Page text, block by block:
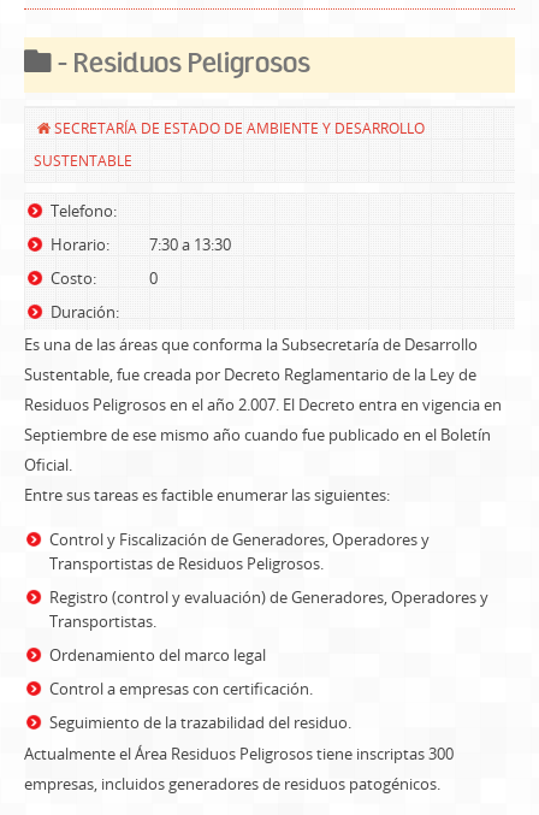
- Residuos Peligrosos
SECRETARÍA DE ESTADO DE AMBIENTE Y DESARROLLO
SUSTENTABLE
Telefono:
Horario:
Costo:
Duración:
7:30 a 13:30
0
Es una de las áreas que conforma la Subsecretaría de Desarrollo
Sustentable, fue creada por Decreto Reglamentario de la Ley de
Residuos Peligrosos en el año 2.007. El Decreto entra en vigencia en
Septiembre de ese mismo año cuando fue publicado en el Boletín
Oficial.
Entre sus tareas es factible enumerar las siguientes:
Control y Fiscalización de Generadores, Operadores y
Transportistas de Residuos Peligrosos.
Registro (control y evaluación) de Generadores, Operadores y
Transportistas.
Ordenamiento del marco legal
Control a empresas con certificación.
Seguimiento de la trazabilidad del residuo.
Actualmente el Área Residuos Peligrosos tiene inscriptas 300
empresas, incluidos generadores de residuos patogénicos.